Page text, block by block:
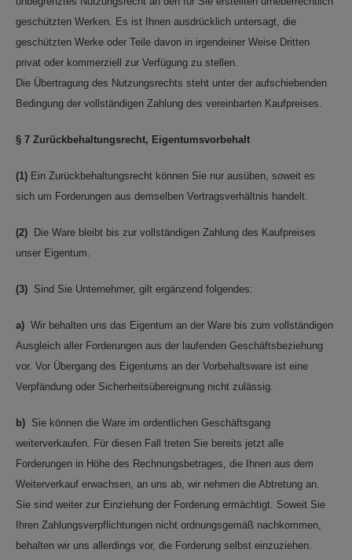
geschützten Werken. Es ist Ihnen ausdrücklich untersagt, die
geschützten Werke oder Teile davon in irgendeiner Weise Dritten
privat oder kommerziell zur Verfügung zu stellen.
Die Übertragung des Nutzungsrechts steht unter der aufschiebenden
Bedingung der vollständigen Zahlung des vereinbarten Kaufpreises.
§ 7 Zurückbehaltungsrecht, Eigentumsvorbehalt
(1) Ein Zurückbehaltungsrecht können Sie nur ausüben, soweit es
sich um Forderungen aus demselben Vertragsverhältnis handelt.
(2) Die Ware bleibt bis zur vollständigen Zahlung des Kaufpreises
unser Eigentum.
(3) Sind Sie Unternehmer, gilt ergänzend folgendes:
a) Wir behalten uns das Eigentum an der Ware bis zum vollständigen
Ausgleich aller Forderungen aus der laufenden Geschäftsbeziehung
vor. Vor Übergang des Eigentums an der Vorbehaltsware ist eine
Verpfändung oder Sicherheitsübereignung nicht zulässig.
b) Sie können die Ware im ordentlichen Geschäftsgang
weiterverkaufen. Für diesen Fall treten Sie bereits jetzt alle
Forderungen in Höhe des Rechnungsbetrages, die Ihnen aus dem
Weiterverkauf erwachsen, an uns ab, wir nehmen die Abtretung an.
Sie sind weiter zur Einziehung der Forderung ermächtigt. Soweit Sie
Ihren Zahlungsverpflichtungen nicht ordnungsgemäß nachkommen,
behalten wir uns allerdings vor, die Forderung selbst einzuziehen.